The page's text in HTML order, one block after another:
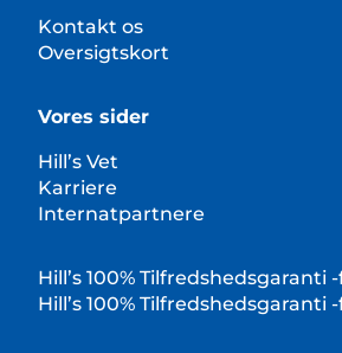
Kontakt os
Oversigtskort
Vores sider
Hill’s Vet
Karriere
Internatpartnere
Hill’s 100% Tilfredshedsgaranti
Hill’s 100% Tilfredshedsgaranti